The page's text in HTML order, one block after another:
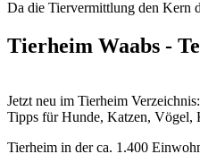
Da die Tiervermittlung den Kern
Tierheim Waabs -
Jetzt neu im Tierheim
Tipps für Hunde, Katzen, Vögel,
Tierheim in der ca. 1.400